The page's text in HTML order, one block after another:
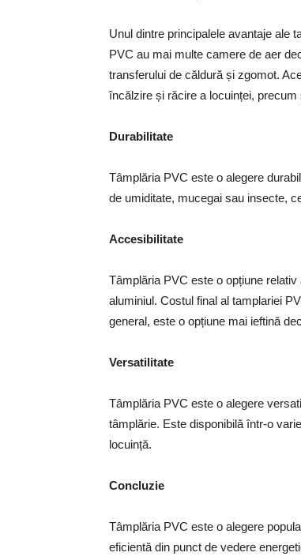
Unul dintre principalele avantaje ale
PVC au mai multe camere de aer
transferului de căldură și zgomot.
încălzire și răcire a locuinței,
Durabilitate
Tâmplăria PVC este o alegere
de umiditate, mucegai sau insecte,
Accesibilitate
Tâmplăria PVC este o opțiune
aluminiul. Costul final al tamplariei
general, este o opțiune mai ieftină
Versatilitate
Tâmplăria PVC este o alegere
tâmplărie. Este disponibilă într-o
locuință.
Concluzie
Tâmplăria PVC este o alegere
eficientă din punct de vedere